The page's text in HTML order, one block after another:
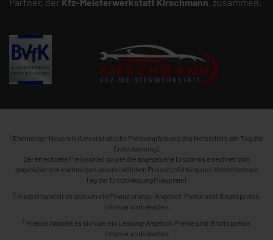
1 Ehemaliger Neupreis (Unverbindliche Preisempfehlung des Herstellers am Tag der
Erstzulassung).
Der errechnete Preisvorteil sowie die angegebene Ersparnis errechnet sich
gegenüber der ehemaligen unverbindlichen Preisempfehlung des Herstellers am
Tag der Erstzulassung (Neupreis).
2 Hierbei handelt es sich um ein Finanzierungs-Angebot. Preise sind Bruttopreise.
Irrtümer vorbehalten.
3 Hierbei handelt es sich um ein Leasing-Angebot. Preise sind Bruttopreise.
Irrtümer vorbehalten.